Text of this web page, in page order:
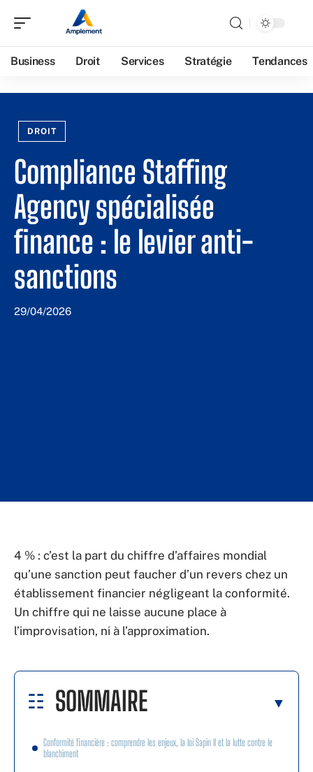
Business Droit Services Stratégie Tendances
DROIT
Compliance Staffing
Agency spécialisée
finance : le levier anti-
sanctions
29/04/2026
4 % : c’est la part du chiffre d’affaires mondial
qu’une sanction peut faucher d’un revers chez un
établissement financier négligeant la conformité.
Un chiffre qui ne laisse aucune place à
l’improvisation, ni à l’approximation.
SOMMAIRE
Conformité financière : comprendre les enjeux, la loi Sapin II et la lutte contre le
blanchiment